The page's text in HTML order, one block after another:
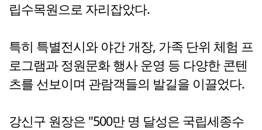
립수목원으로 자리잡았다.
특히 특별전시와 야간 개장, 가족 단위 체험 프
로그램과 정원문화 행사 운영 등 다양한 콘텐
츠를 선보이며 관람객들의 발길을 이끌었다.
강신구 원장은 "500만 명 달성은 국립세종수